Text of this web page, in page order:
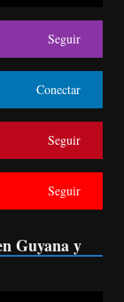
Seguir
Conectar
Seguir
Seguir
Guyana y